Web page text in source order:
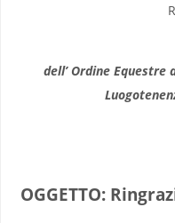
Reggio
dell’ Ordine Equestre
OGGETTO: